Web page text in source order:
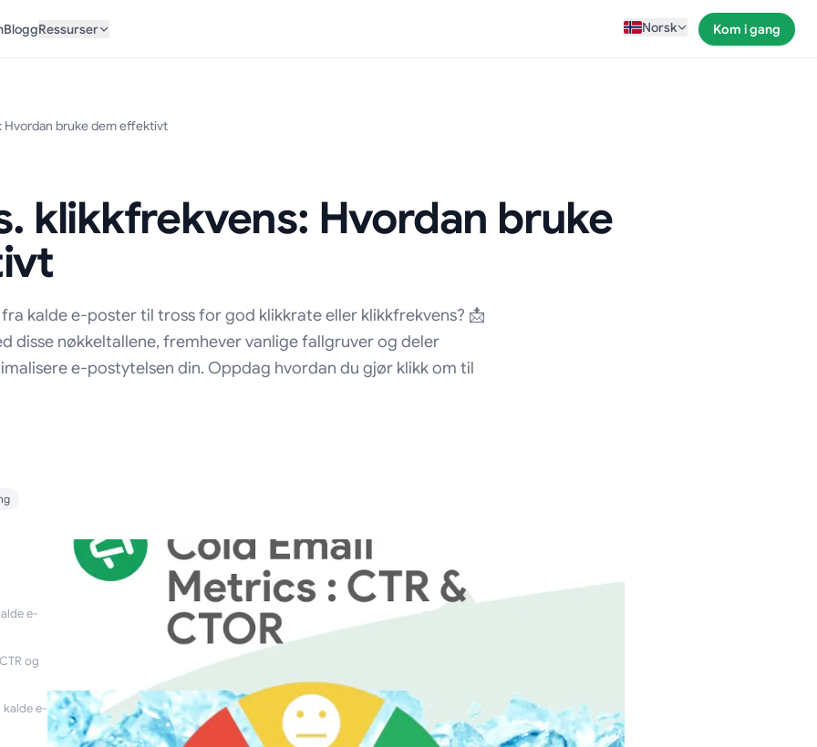
BloggRessurser Norsk Kom i gang
Hvordan bruke dem effektivt
klikkfrekvens: Hvordan bruke
kalde e-poster til tross for god klikkrate eller klikkfrekvens? 📩
disse nøkkeltallene, fremhever vanlige fallgruver og deler
e-postytelsen din. Oppdag hvordan du gjør klikk om til
e-
og
kalde e-